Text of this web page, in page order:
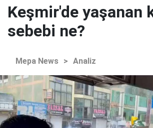
Keşmir'de yaşanan
sebebi ne?
Mepa News > Analiz